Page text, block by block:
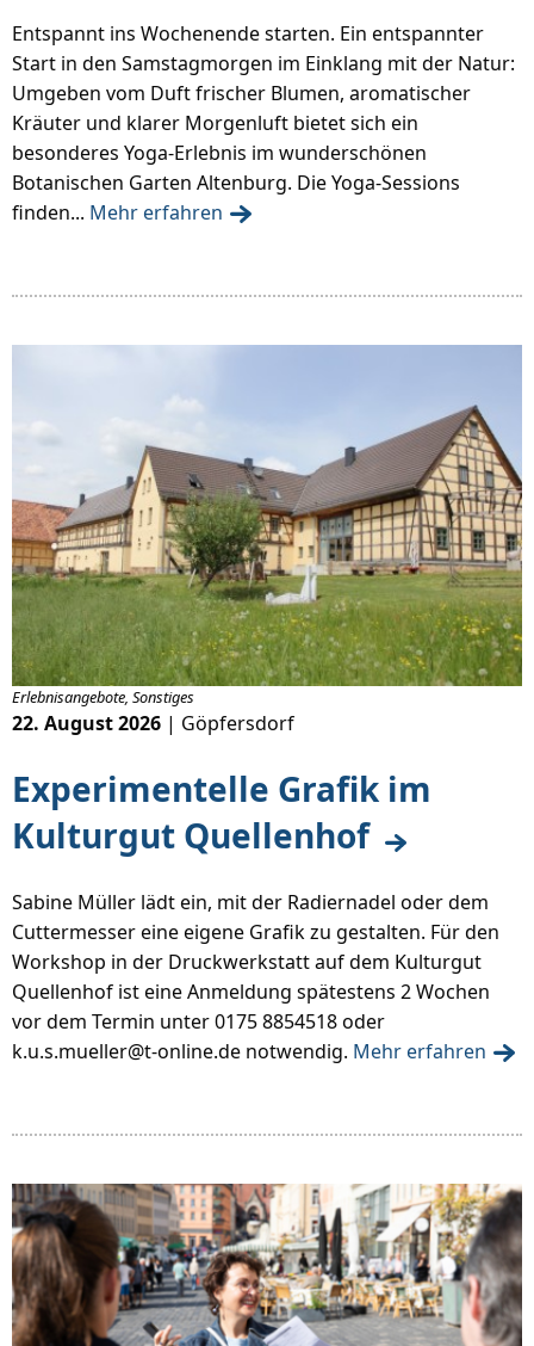
Entspannt ins Wochenende starten. Ein entspannter
Start in den Samstagmorgen im Einklang mit der Natur:
Umgeben vom Duft frischer Blumen, aromatischer
Kräuter und klarer Morgenluft bietet sich ein
besonderes Yoga-Erlebnis im wunderschönen
Botanischen Garten Altenburg. Die Yoga-Sessions
finden... Mehr erfahren
Experimentelle Grafik im
Kulturgut Quellenhof
Erlebnisangebote, Sonstiges
22. August 2026 | Göpfersdorf
Sabine Müller lädt ein, mit der Radiernadel oder dem
Cuttermesser eine eigene Grafik zu gestalten. Für den
Workshop in der Druckwerkstatt auf dem Kulturgut
Quellenhof ist eine Anmeldung spätestens 2 Wochen
vor dem Termin unter 0175 8854518 oder
k.u.s.mueller@t-online.de notwendig. Mehr erfahren